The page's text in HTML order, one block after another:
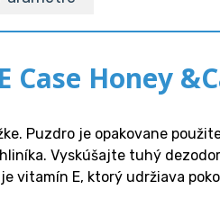
Case Honey
Puzdro je opakovane
Vyskúšajte tuhý
vitamín E, ktorý udržiava